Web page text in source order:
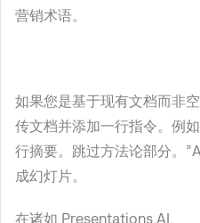
营销术语。
如果您是基于现有文档而非
传文档并添加一行指令。例
行摘要。跳过方法论部分。
成幻灯片。
在诸如 Presentations.AI,